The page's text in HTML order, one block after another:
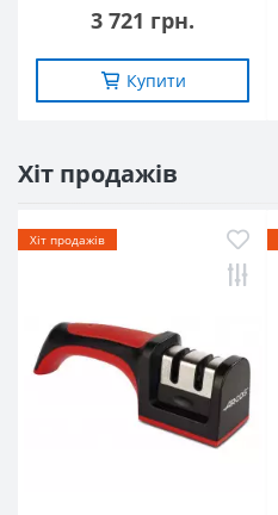
3 721 грн.
Купити
Хіт продажів
Хіт продажів